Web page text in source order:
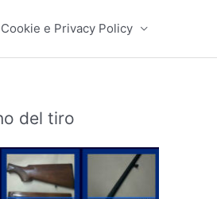
Cookie e Privacy Policy
del tiro